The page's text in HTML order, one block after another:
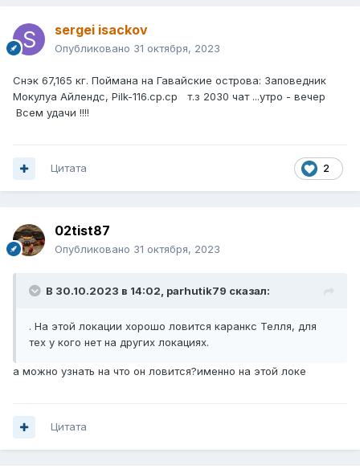
sergei isackov
Опубликовано 31 октября, 2023
Снэк 67,165 кг. Поймана на Гавайские острова: Заповедник
Мокулуа Айлендс, Pilk-116.ср.ср т.з 2030 чат ...утро - вечер
Всем удачи !!!!
2
Цитата
02tist87
Опубликовано 31 октября, 2023
В 30.10.2023 в 14:02, parhutik79 сказал:
. На этой локации хорошо ловится каранкс Телля, для
тех у кого нет на других локациях.
а можно узнать на что он ловится?именно на этой локе
Цитата